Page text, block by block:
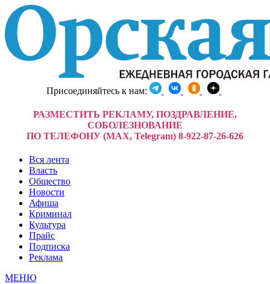
Присоединяйтесь к нам:
РАЗМЕСТИТЬ РЕКЛАМУ, ПОЗДРАВЛЕНИЕ,
СОБОЛЕЗНОВАНИЕ
ПО ТЕЛЕФОНУ (MAX, Telegram) 8-922-87-26-626
Вся лента
Власть
Общество
Новости
Афиша
Криминал
Культура
Прайс
Подписка
Реклама
МЕНЮ